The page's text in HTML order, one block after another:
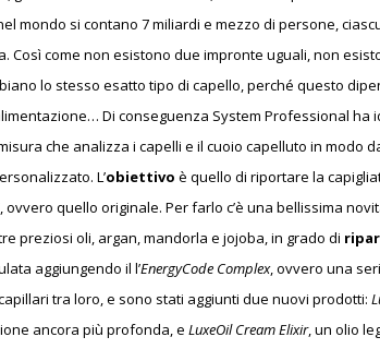
mondo si contano 7 miliardi e mezzo di persone,
Così come non esistono due impronte uguali, non
lo stesso esatto tipo di capello, perché questo
Di conseguenza System Professional ha
che analizza i capelli e il cuoio capelluto in modo
L’obiettivo è quello di riportare la
quello originale. Per farlo c’è una bellissima
preziosi oli, argan, mandorla e jojoba, in grado di
aggiungendo il l’EnergyCode Complex, ovvero una
tra loro, e sono stati aggiunti due nuovi prodotti:
ancora più profonda, e LuxeOil Cream Elixir, un olio